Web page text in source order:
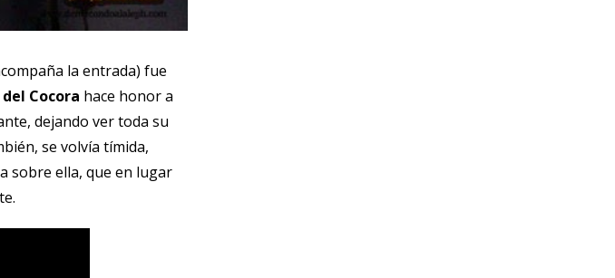
la entrada) fue
Cocora hace honor a
dejando ver toda su
se volvía tímida,
sobre ella, que en lugar